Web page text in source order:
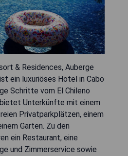
& Residences, Auberge
ein luxuriöses Hotel in Cabo
Schritte vom El Chileno
Unterkünfte mit einem
Privatparkplätzen, einem
Garten. Zu den
ein Restaurant, eine
und Zimmerservice sowie